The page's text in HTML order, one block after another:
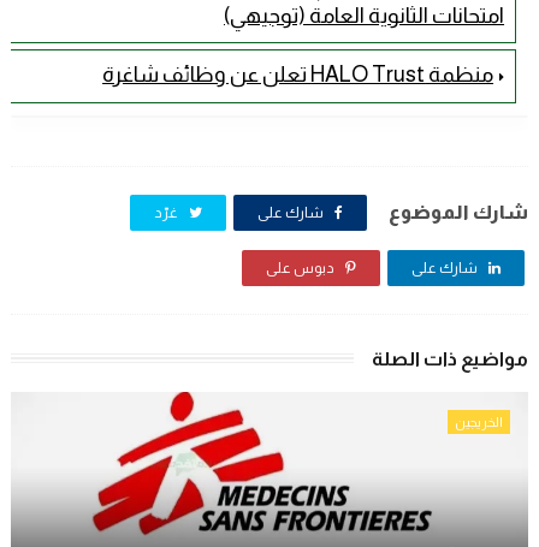
امتحانات الثانوية العامة (توجيهي)
منظمة HALO Trust تعلن عن وظائف شاغرة
شارك الموضوع شارك على غرّد
شارك على دبوس على
مواضيع ذات الصلة
الخريجين